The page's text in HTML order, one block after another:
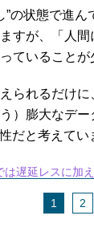
”の状態で進
すが、「人
ていることが
られるだけ
）膨大なデ
だと考えてい
は遅延レスに加
1 2